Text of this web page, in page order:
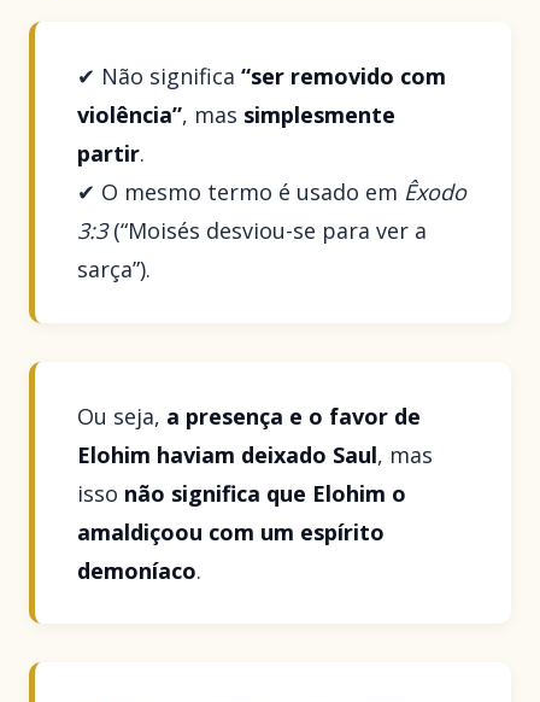
✔ Não significa“ser removido com
violência”, mas simplesmente
partir.
✔ O mesmo termo é usado em Êxodo
3:3(“Moisés desviou-se para ver a
sarça”).
Ou seja, a presença e o favor de
Elohim haviam deixado Saul, mas
isso não significa que Elohim o
amaldiçoou com um espírito
demoníaco.